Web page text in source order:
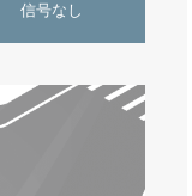
信号なし